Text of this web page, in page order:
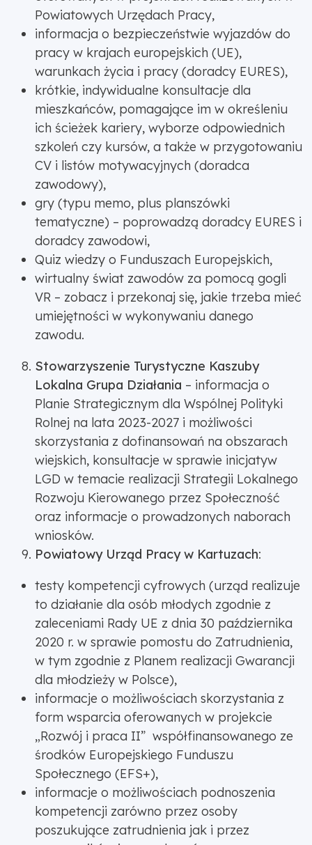
Powiatowych Urzędach Pracy,
informacja o bezpieczeństwie wyjazdów do
pracy w krajach europejskich (UE),
warunkach życia i pracy (doradcy EURES),
krótkie, indywidualne konsultacje dla
mieszkańców, pomagające im w określeniu
ich ścieżek kariery, wyborze odpowiednich
szkoleń czy kursów, a także w przygotowaniu
CV i listów motywacyjnych (doradca
zawodowy),
gry (typu memo, plus planszówki
tematyczne) – poprowadzą doradcy EURES i
doradcy zawodowi,
Quiz wiedzy o Funduszach Europejskich,
wirtualny świat zawodów za pomocą gogli
VR – zobacz i przekonaj się, jakie trzeba mieć
umiejętności w wykonywaniu danego
zawodu.
Stowarzyszenie Turystyczne Kaszuby
Lokalna Grupa Działania – informacja o
Planie Strategicznym dla Wspólnej Polityki
Rolnej na lata 2023-2027 i możliwości
skorzystania z dofinansowań na obszarach
wiejskich, konsultacje w sprawie inicjatyw
LGD w temacie realizacji Strategii Lokalnego
Rozwoju Kierowanego przez Społeczność
oraz informacje o prowadzonych naborach
wniosków.
Powiatowy Urząd Pracy w Kartuzach:
testy kompetencji cyfrowych (urząd realizuje
to działanie dla osób młodych zgodnie z
zaleceniami Rady UE z dnia 30 października
2020 r. w sprawie pomostu do Zatrudnienia,
w tym zgodnie z Planem realizacji Gwarancji
dla młodzieży w Polsce),
informacje o możliwościach skorzystania z
form wsparcia oferowanych w projekcie
„Rozwój i praca II” współfinansowanego ze
środków Europejskiego Funduszu
Społecznego (EFS+),
informacje o możliwościach podnoszenia
kompetencji zarówno przez osoby
poszukujące zatrudnienia jak i przez